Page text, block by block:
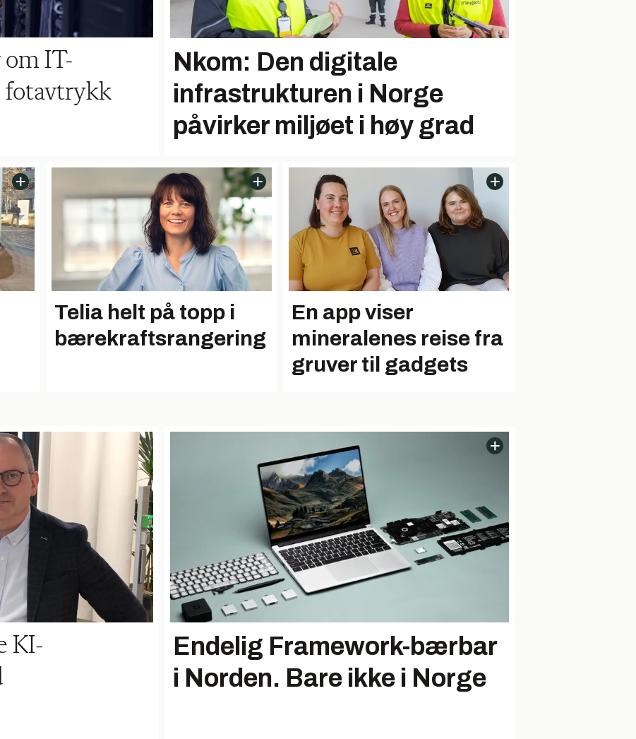
om IT-
fotavtrykk
Nkom: Den digitale
infrastrukturen i Norge
påvirker miljøet i høy grad
Telia helt på topp i
bærekraftsrangering
En app viser
mineralenes reise fra
gruver til gadgets
KI-
Endelig Framework-bærbar
i Norden. Bare ikke i Norge